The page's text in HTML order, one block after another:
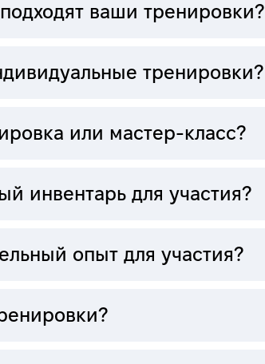
ваши тренировки?
тренировки?
или мастер-класс?
инвентарь для участия?
опыт для участия?